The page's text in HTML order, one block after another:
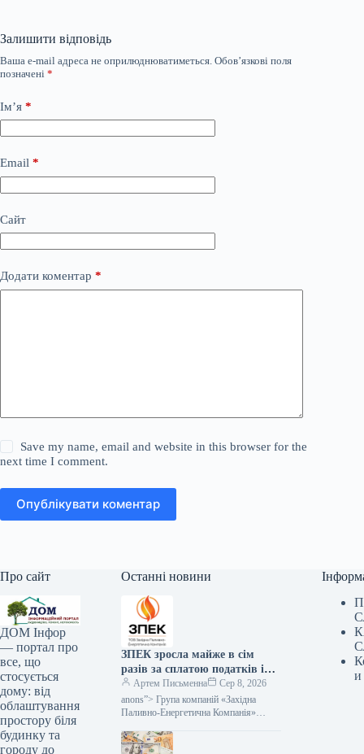
Залишити відповідь
Ваша e-mail адреса не оприлюднюватиметься. Обов’язкові поля
позначені *
Ім’я *
Email *
Сайт
Додати коментар *
Save my name, email and website in this browser for the
next time I comment.
Опублікувати коментар
Про сайт
ДОМ Інфор
— портал про
все, що
стосується
дому: від
облаштування
простору біля
будинку та
городу до
Останні новини
ЗПЕК зросла майже в сім
разів за сплатою податків і
обов’язкових платежів —
Мінфін
Артем Письменна
Сер 8, 2026
anons”> Група компаній «Західна
Паливно-Енергетична Компанія»
півріччя 2026 року майже у сім разів
и